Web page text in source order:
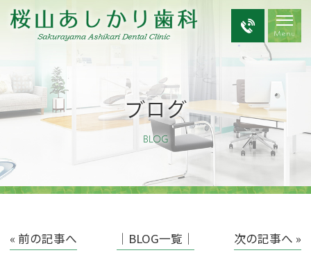
ブログ
BLOG
« 前の記事へ │BLOG一覧│ 次の記事へ »